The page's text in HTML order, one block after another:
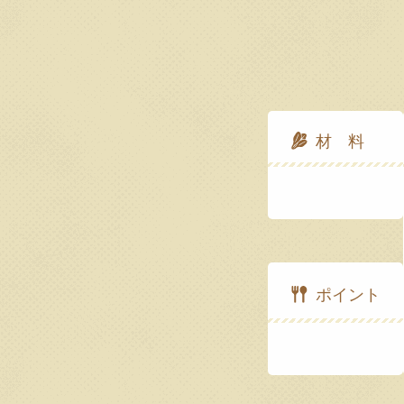
材 料
ポイント